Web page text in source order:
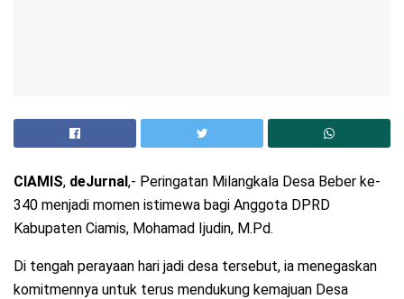
CIAMIS, deJurnal,- Peringatan Milangkala Desa Beber ke-
340 menjadi momen istimewa bagi Anggota DPRD
Kabupaten Ciamis, Mohamad Ijudin, M.Pd.
Di tengah perayaan hari jadi desa tersebut, ia menegaskan
komitmennya untuk terus mendukung kemajuan Desa